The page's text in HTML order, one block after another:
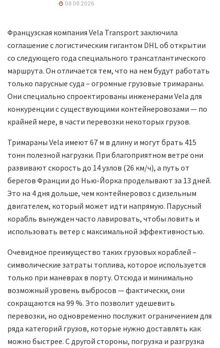
08.08.2026
Французская компания Vela Transport заключила
соглашение с логистическим гигантом DHL об открытии
со следующего года специального трансатлантического
маршрута. Он отличается тем, что на нем будут работать
только парусные суда – огромные грузовые тримараны.
Они специально спроектированы инженерами Vela для
конкуренции с существующими контейнеровозами — по
крайней мере, в части перевозки некоторых грузов.
Тримараны Vela имеют 67 м в длину и могут брать 415
тонн полезной нагрузки. При благоприятном ветре они
развивают скорость до 14 узлов (26 км/ч), а путь от
берегов Франции до Нью-Йорка проделывают за 13 дней.
Это на 4 дня дольше, чем контейнеровоз с дизельным
двигателем, который может идти напрямую. Парусный
корабль вынужден часто лавировать, чтобы ловить и
использовать ветер с максимальной эффективностью.
Очевидное преимущество таких грузовых кораблей –
символические затраты топлива, которое используется
только при маневрах в порту. Отсюда и минимально
возможный уровень выбросов — фактически, они
сокращаются на 99 %. Это позволит удешевить
перевозки, но одновременно послужит ограничением для
ряда категорий грузов, которые нужно доставлять как
можно быстрее. С другой стороны, погрузка и разгрузка